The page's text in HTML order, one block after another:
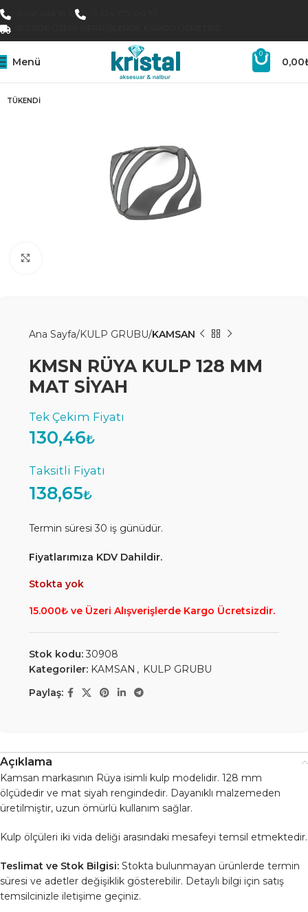
Menü
0
0,00
TÜKENDI
Ana Sayfa KULP GRUBU KAMSAN
KMSN RÜYA KULP 128 MM
MAT SİYAH
130,46₺
138,65₺
Termin süresi 30 iş günüdür.
Fiyatlarımıza KDV Dahildir.
Stokta yok
15.000₺ ve Üzeri Alışverişlerde Kargo Ücretsizdir.
Stok kodu:30908
Kategoriler: KAMSAN , KULP GRUBU
Paylaş:
Açıklama
Kamsan markasının Rüya isimli kulp modelidir. 128 mm
ölçüdedir ve mat siyah rengindedir. Dayanıklı malzemeden
üretilmiştir, uzun ömürlü kullanım sağlar.
Kulp ölçüleri iki vida deliği arasındaki mesafeyi temsil etmektedir.
Teslimat ve Stok Bilgisi: Stokta bulunmayan ürünlerde termin
süresi ve adetler değişiklik gösterebilir. Detaylı bilgi için satış
temsilcinizle iletişime geçiniz.